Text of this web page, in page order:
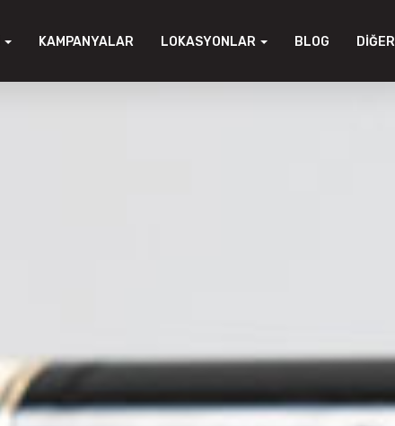
KAMPANYALAR LOKASYONLAR BLOG DIĞER